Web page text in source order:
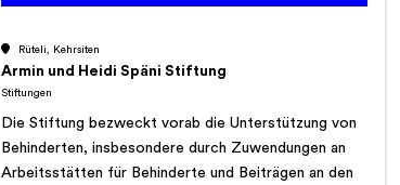
Rüteli, Kehrsiten
Armin und Heidi Späni Stiftung
Stiftungen
Die Stiftung bezweckt vorab die Unterstützung von
Behinderten, insbesondere durch Zuwendungen an
Arbeitsstätten für Behinderte und Beiträgen an den